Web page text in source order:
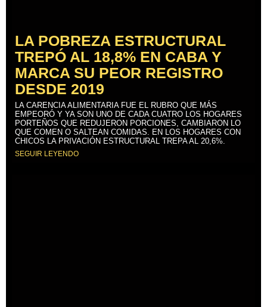
LA POBREZA ESTRUCTURAL
TREPÓ AL 18,8% EN CABA Y
MARCA SU PEOR REGISTRO
DESDE 2019
LA CARENCIA ALIMENTARIA FUE EL RUBRO QUE MÁS
EMPEORÓ Y YA SON UNO DE CADA CUATRO LOS HOGARES
PORTEÑOS QUE REDUJERON PORCIONES, CAMBIARON LO
QUE COMEN O SALTEAN COMIDAS. EN LOS HOGARES CON
CHICOS LA PRIVACIÓN ESTRUCTURAL TREPA AL 20,6%.
SEGUIR LEYENDO